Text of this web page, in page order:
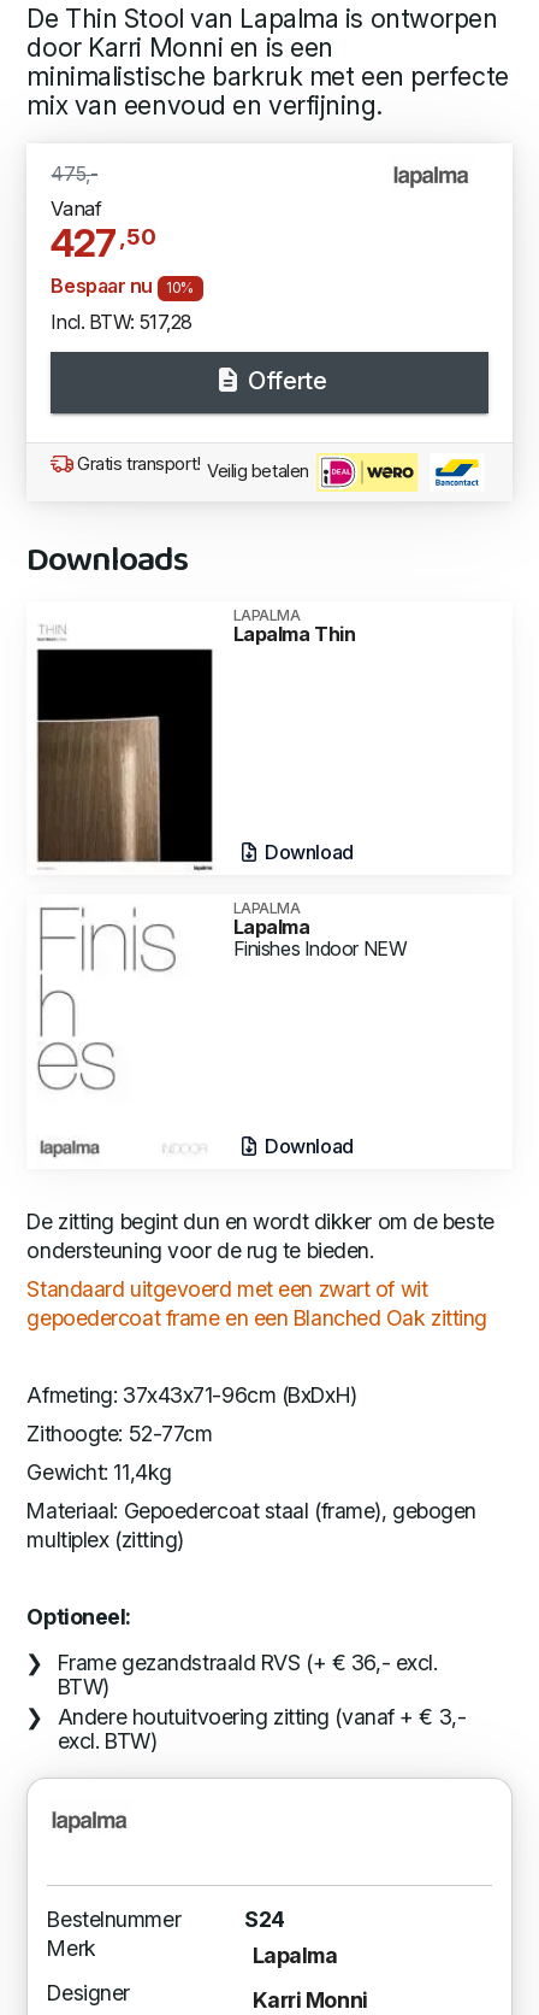
De Thin Stool van Lapalma is ontworpen
door Karri Monni en is een
minimalistische barkruk met een perfecte
mix van eenvoud en verfijning.
475,-
Vanaf
427,50
Bespaar nu 10%
Incl. BTW: 517,28
Offerte
Gratis transport! Veilig betalen
Downloads
LAPALMA
Lapalma Thin
Download
LAPALMA
Lapalma
Finishes Indoor NEW
Download
De zitting begint dun en wordt dikker om de beste
ondersteuning voor de rug te bieden.
Standaard uitgevoerd met een zwart of wit
gepoedercoat frame en een Blanched Oak zitting
Afmeting: 37x43x71-96cm (BxDxH)
Zithoogte: 52-77cm
Gewicht: 11,4kg
Materiaal: Gepoedercoat staal (frame), gebogen
multiplex (zitting)
Optioneel:
Frame gezandstraald RVS (+ € 36,- excl.
BTW)
Andere houtuitvoering zitting (vanaf + € 3,-
excl. BTW)
Bestelnummer
S24
Merk
Lapalma
Designer
Karri Monni